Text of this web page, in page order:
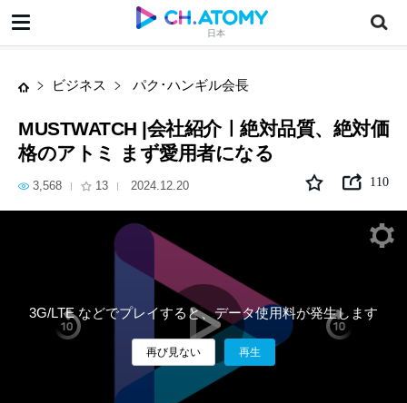
日本
ビジネス パク･ハンギル会長
MUSTWATCH |会社紹介ㅣ絶対品質、絶対価
格のアトミ まず愛用者になる
3,568 13 2024.12.20 110
3G/LTE などでプレイすると、データ使用料が発生します
再び見ない 再生